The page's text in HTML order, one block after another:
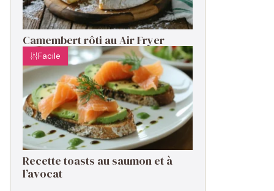
Camembert rôti au Air Fryer
Facile
Recette toasts au saumon et à
l’avocat